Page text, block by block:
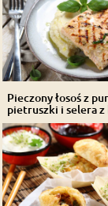
Pieczony łosoś z
pietruszki i selera z
oli...